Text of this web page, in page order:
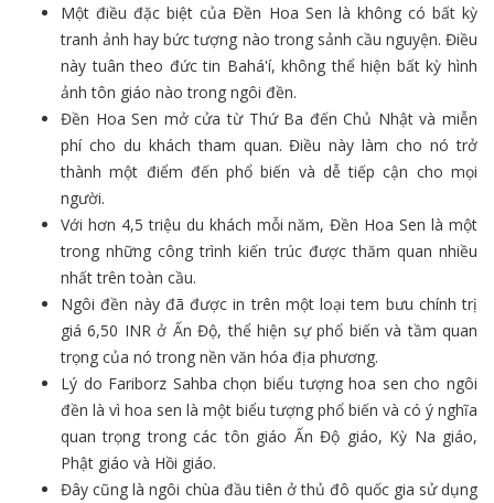
Một điều đặc biệt của Đền Hoa Sen là không có bất kỳ
tranh ảnh hay bức tượng nào trong sảnh cầu nguyện. Điều
này tuân theo đức tin Bahá'í, không thể hiện bất kỳ hình
ảnh tôn giáo nào trong ngôi đền.
Đền Hoa Sen mở cửa từ Thứ Ba đến Chủ Nhật và miễn
phí cho du khách tham quan. Điều này làm cho nó trở
thành một điểm đến phổ biến và dễ tiếp cận cho mọi
người.
Với hơn 4,5 triệu du khách mỗi năm, Đền Hoa Sen là một
trong những công trình kiến trúc được thăm quan nhiều
nhất trên toàn cầu.
Ngôi đền này đã được in trên một loại tem bưu chính trị
giá 6,50 INR ở Ấn Độ, thể hiện sự phổ biến và tầm quan
trọng của nó trong nền văn hóa địa phương.
Lý do Fariborz Sahba chọn biểu tượng hoa sen cho ngôi
đền là vì hoa sen là một biểu tượng phổ biến và có ý nghĩa
quan trọng trong các tôn giáo Ấn Độ giáo, Kỳ Na giáo,
Phật giáo và Hồi giáo.
Đây cũng là ngôi chùa đầu tiên ở thủ đô quốc gia sử dụng